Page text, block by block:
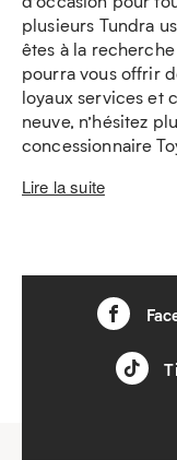
plusieurs Tundra
êtes à la
pourra vous offrir
loyaux services et
neuve, n’hésitez
concessionnaire
Lire la suite